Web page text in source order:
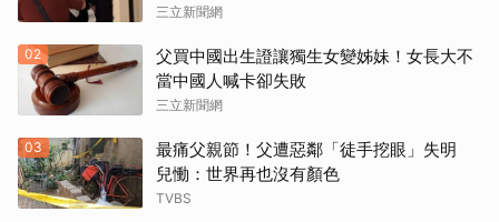
三立新聞網
02
父買中國出生證讓獨生女變姊妹！女長大不
當中國人喊卡卻失敗
三立新聞網
03
最痛父親節！父遭惡鄰「徒手挖眼」失明
兒慟：世界再也沒有顏色
TVBS